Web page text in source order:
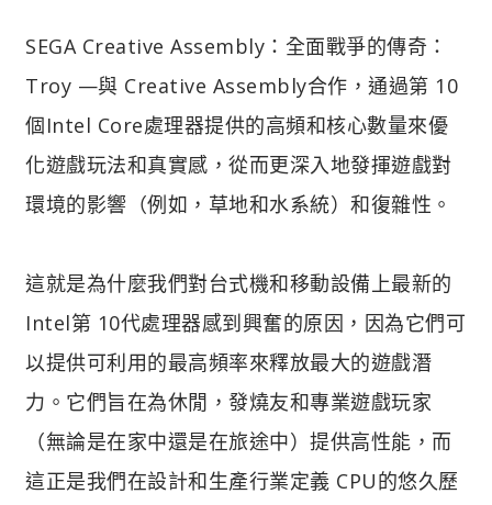
SEGA Creative Assembly：全面戰爭的傳奇：
Troy —與 Creative Assembly合作，通過第 10
個Intel Core處理器提供的高頻和核心數量來優
化遊戲玩法和真實感，從而更深入地發揮遊戲對
環境的影響（例如，草地和水系統）和復雜性。
這就是為什麼我們對台式機和移動設備上最新的
Intel第 10代處理器感到興奮的原因，因為它們可
以提供可利用的最高頻率來釋放最大的遊戲潛
力。它們旨在為休閒，發燒友和專業遊戲玩家
（無論是在家中還是在旅途中）提供高性能，而
這正是我們在設計和生產行業定義 CPU的悠久歷